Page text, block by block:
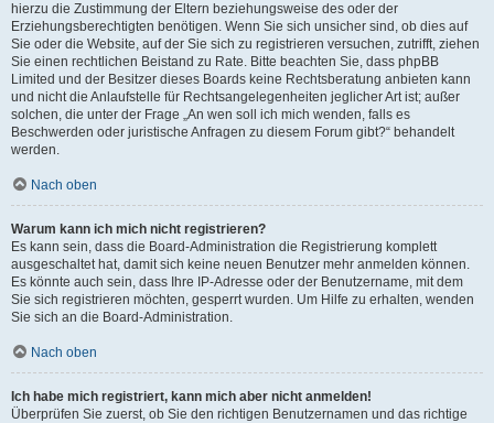
hierzu die Zustimmung der Eltern beziehungsweise des oder der
Erziehungsberechtigten benötigen. Wenn Sie sich unsicher sind, ob dies auf
Sie oder die Website, auf der Sie sich zu registrieren versuchen, zutrifft, ziehen
Sie einen rechtlichen Beistand zu Rate. Bitte beachten Sie, dass phpBB
Limited und der Besitzer dieses Boards keine Rechtsberatung anbieten kann
und nicht die Anlaufstelle für Rechtsangelegenheiten jeglicher Art ist; außer
solchen, die unter der Frage „An wen soll ich mich wenden, falls es
Beschwerden oder juristische Anfragen zu diesem Forum gibt?“ behandelt
werden.
Nach oben
Warum kann ich mich nicht registrieren?
Es kann sein, dass die Board-Administration die Registrierung komplett
ausgeschaltet hat, damit sich keine neuen Benutzer mehr anmelden können.
Es könnte auch sein, dass Ihre IP-Adresse oder der Benutzername, mit dem
Sie sich registrieren möchten, gesperrt wurden. Um Hilfe zu erhalten, wenden
Sie sich an die Board-Administration.
Nach oben
Ich habe mich registriert, kann mich aber nicht anmelden!
Überprüfen Sie zuerst, ob Sie den richtigen Benutzernamen und das richtige